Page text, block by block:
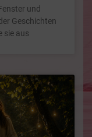
und
Geschichten
sie aus